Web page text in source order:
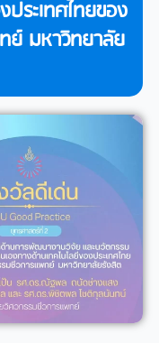
ระเทศไทยของ
ย์ มหาวิทยาลัย